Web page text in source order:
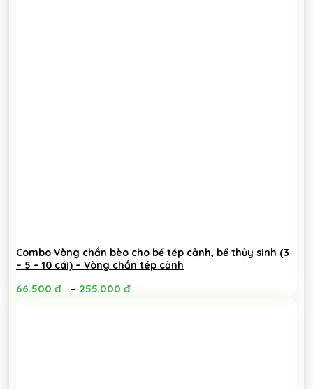
Combo Vòng chắn bèo cho bể tép cảnh, bể thủy sinh (3
– 5 – 10 cái) – Vòng chắn tép cảnh
66.500 đ – 255.000 đ